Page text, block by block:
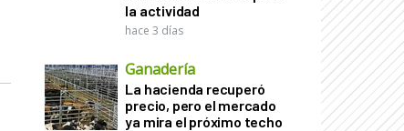
la actividad
hace 3 días
Ganadería
La hacienda recuperó
precio, pero el mercado
ya mira el próximo techo